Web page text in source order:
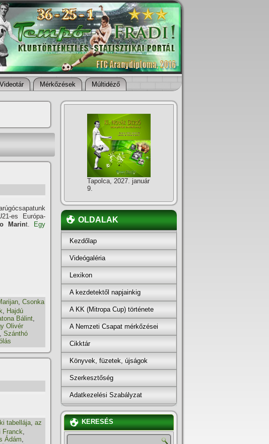
Mérkőzések Múltidéző
es Európa-
Marint.
Egy
, Csonka
, Hajdú
Bálint,
Olivér
, Szánthó
tabellája, az
Franck,
Ádám,
Tapolca, 2027. január
9.
OLDALAK
Kezdőlap
Videógaléria
Lexikon
A kezdetektől napjainkig
A KK (Mitropa Cup) története
A Nemzeti Csapat mérkőzései
Cikktár
Könyvek, füzetek, újságok
Szerkesztőség
Adatkezelési Szabályzat
KERESÉS